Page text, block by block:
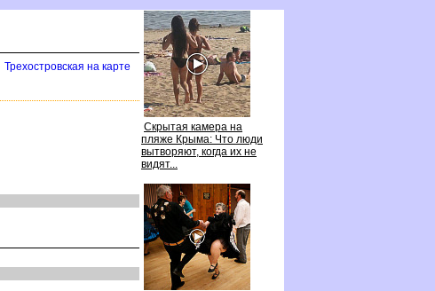
Скрытая камера на
пляже Крыма: Что люди
ытворяют, когда их не
идят...
Трехостровская на карте